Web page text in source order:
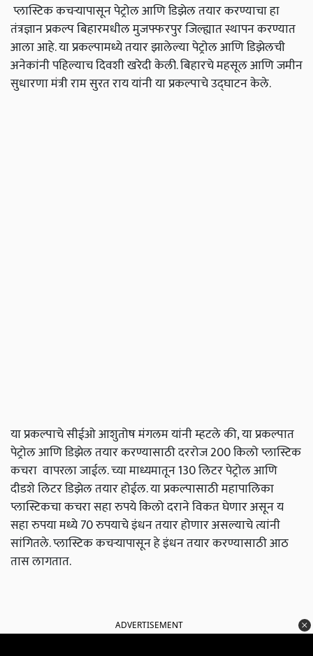
प्लास्टिक कचऱ्यापासून पेट्रोल आणि डिझेल तयार करण्याचा हा
तंत्रज्ञान प्रकल्प बिहारमधील मुजफ्फरपुर जिल्ह्यात स्थापन करण्यात
आला आहे. या प्रकल्पामध्ये तयार झालेल्या पेट्रोल आणि डिझेलची
अनेकांनी पहिल्याच दिवशी खरेदी केली. बिहारचे महसूल आणि जमीन
सुधारणा मंत्री राम सुरत राय यांनी या प्रकल्पाचे उद्घाटन केले.
या प्रकल्पाचे सीईओ आशुतोष मंगलम यांनी म्हटले की, या प्रकल्पात
पेट्रोल आणि डिझेल तयार करण्यासाठी दररोज 200 किलो प्लास्टिक
कचरा वापरला जाईल. च्या माध्यमातून 130 लिटर पेट्रोल आणि
दीडशे लिटर डिझेल तयार होईल. या प्रकल्पासाठी महापालिका
प्लास्टिकचा कचरा सहा रुपये किलो दराने विकत घेणार असून य
सहा रुपया मध्ये 70 रुपयाचे इंधन तयार होणार असल्याचे त्यांनी
सांगितले. प्लास्टिक कचऱ्यापासून हे इंधन तयार करण्यासाठी आठ
तास लागतात.
ADVERTISEMENT